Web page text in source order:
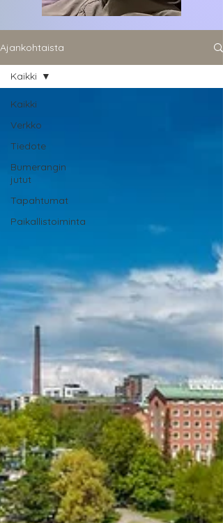
Ajankohtaista
Kaikki
Verkko
Tiedote
Bumerangin
jutut
Tapahtumat
Paikallistoiminta
Kaikki